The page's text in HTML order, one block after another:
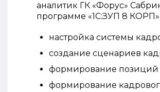
аналитик ГК «Форус»
программе «1С:ЗУП 8
настройка системы
создание сценариев
формирование позиций
формирование